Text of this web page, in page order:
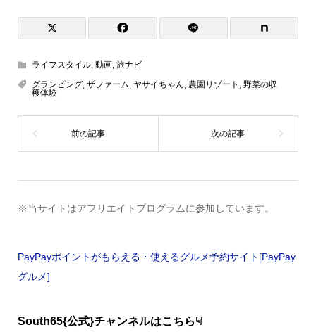
ライフスタイル, 動画, 旅ナビ
グランピング, ザファーム, ヤサイちゃん, 農園リゾート , 野菜の収
穫体験
※当サイトはアフリエイトプログラムに参加しています。
PayPayポイントがもらえる・使えるグルメ予約サイト[PayPay
グルメ]
South65{公式}チャンネルはこちら☟